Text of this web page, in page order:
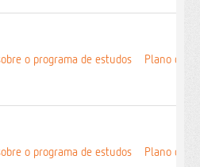
o programa de estudos Plano de
o programa de estudos Plano de